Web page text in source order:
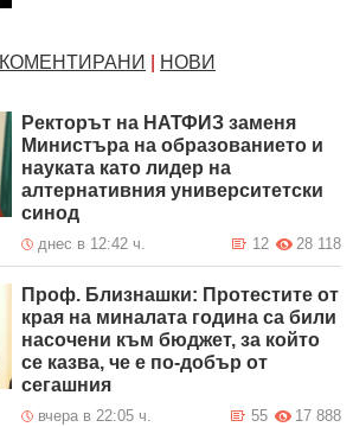
КОМЕНТИРАНИ НОВИ
Ректорът на НАТФИЗ заменя
Министъра на образованието и
науката като лидер на
алтернативния университетски
синод
днес в 12:42 ч. 28 118
12
Проф. Близнашки: Протестите от
края на миналата година са били
насочени към бюджет, за който
се казва, че е по-добър от
сегашния
вчера в 22:05 ч. 17 888
55